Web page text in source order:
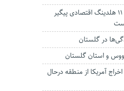
استاندار: بابک زنجانی با ۱۱ هلدینگ اقتصادی پیگیر
و استان گلستان
آمریکا از منطقه درحال